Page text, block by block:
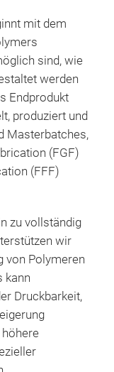
mit dem
sind, wie
werden
Endprodukt
produziert und
Masterbatches,
(FGF)
(FFF)
zu vollständig
wir
von Polymeren
kann
Druckbarkeit,